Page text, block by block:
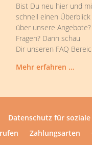
Bist Du neu hier und
schnell einen Überblick
über unsere
Fragen? Dann schau
Dir unseren FAQ
Mehr erfahren …
Datenschutz für
Zahlungsarten